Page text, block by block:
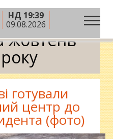
НД 19:39
09.08.2026
Календар
жовтень
готували
центр до
(фото)